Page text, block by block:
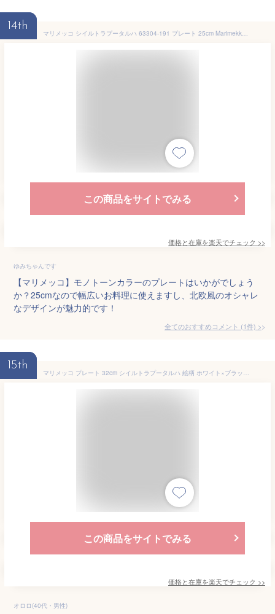
14th
マリメッコ シイルトラプータルハ 63304-191 プレート 25cm Marimekko 皿 北欧 食器 ギフト プレゼント お祝い モノトーン お皿
この商品をサイトでみる
価格と在庫を楽天でチェック >>
ゆみちゃんです
【マリメッコ】モノトーンカラーのプレートはいかがでしょう
か？25cmなので幅広いお料理に使えますし、北欧風のオシャレ
なデザインが魅力的です！
全てのおすすめコメント (1件) >
15th
マリメッコ プレート 32cm シイルトラプータルハ 絵柄 ホワイト×ブラック (99) marimekko Siirtolapuutarha [66680] プラター _dp10
この商品をサイトでみる
価格と在庫を楽天でチェック >>
オロロ(40代・男性)